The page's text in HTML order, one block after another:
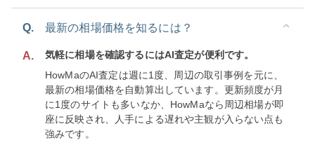
Q. 最新の相場価格を知るには？
A.
気軽に相場を確認するにはAI査定が便利です。
HowMaのAI査定は週に1度、周辺の取引事例を元に、
最新の相場価格を自動算出しています。更新頻度が月
に1度のサイトも多いなか、HowMaなら周辺相場が即
座に反映され、人手による遅れや主観が入らない点も
強みです。